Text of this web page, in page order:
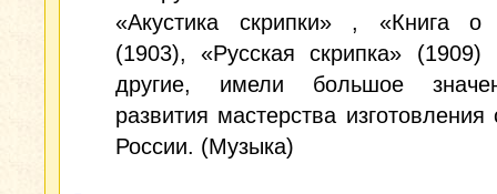
«Акустика скрипки» , «Книга о
(1903), «Русская скрипка» (1909)
другие, имели большое
развития мастерства изготовления
России. (Музыка)